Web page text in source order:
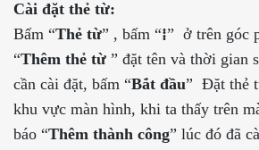
Cài đặt thẻ từ:
Bấm “Thẻ từ” , bấm “⁞” ở trên góc
“Thêm thẻ từ ” đặt tên và thời gian
cần cài đặt, bấm “Bắt đầu” Đặt thẻ
khu vực màn hình, khi ta thấy trên
báo “Thêm thành công” lúc đó đã